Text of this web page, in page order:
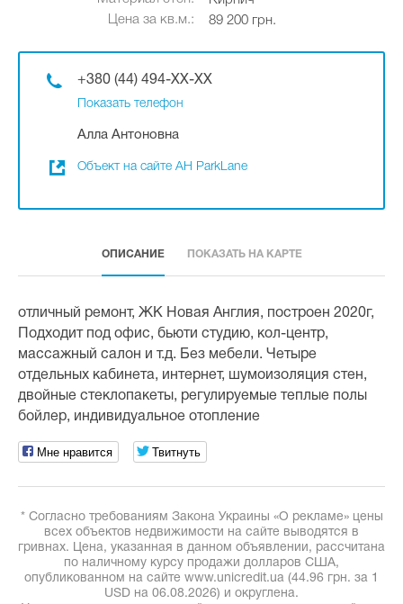
Цена за кв.м.:
89 200 грн.
+380 (44) 494-XX-XX
Показать телефон
Алла Антоновна
Объект на сайте АН ParkLane
ОПИСАНИЕ ПОКАЗАТЬ НА КАРТЕ
отличный ремонт, ЖК Новая Англия, построен 2020г,
Подходит под офис, бьюти студию, кол-центр,
массажный салон и т.д. Без мебели. Четыре
отдельных кабинета, интернет, шумоизоляция стен,
двойные стеклопакеты, регулируемые теплые полы
бойлер, индивидуальное отопление
Мне нравится Твитнуть
* Согласно требованиям Закона Украины «О рекламе» цены
всех объектов недвижимости на сайте выводятся в
гривнах. Цена, указанная в данном объявлении, рассчитана
по наличному курсу продажи долларов США,
опубликованном на сайте www.unicredit.ua (44.96 грн. за 1
USD на 06.08.2026) и округлена.